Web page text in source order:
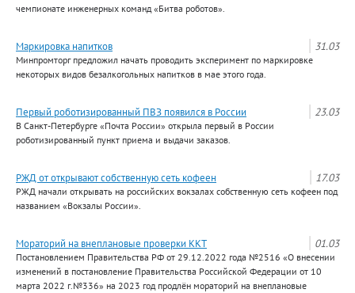
чемпионате инженерных команд «Битва роботов».
31.03
Маркировка напитков
Минпромторг предложил начать проводить эксперимент по маркировке
некоторых видов безалкогольных напитков в мае этого года.
23.03
Первый роботизированный ПВЗ появился в России
В Санкт-Петербурге «Почта России» открыла первый в России
роботизированный пункт приема и выдачи заказов.
17.03
РЖД от открывают собственную сеть кофеен
РЖД начали открывать на российских вокзалах собственную сеть кофеен под
названием «Вокзалы России».
01.03
Мораторий на внеплановые проверки ККТ
Постановлением Правительства РФ от 29.12.2022 года №2516 «О внесении
изменений в постановление Правительства Российской Федерации от 10
марта 2022 г.№336» на 2023 год продлён мораторий на внеплановые